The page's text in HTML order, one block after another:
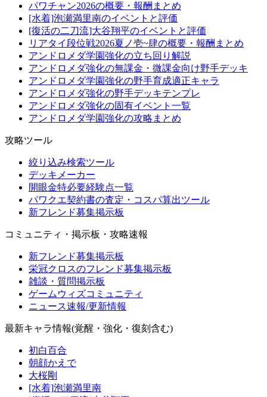
パワチャン2026の概要・報酬まとめ
[水着]泡瀬満里南のイベントと評価
[復活の二刀流]大谷翔平のイベントと評価
リアタイ段位戦2026夏ノ壱~肆の概要・報酬まとめ
アンドロメダ学園強化の立ち回り解説
アンドロメダ強化の無課金・微課金向け野手デッキ
アンドロメダ学園強化の野手育成適正キャラ
アンドロメダ強化の野手デッキテンプレ
アンドロメダ強化の固有イベント一覧
アンドロメダ学園強化の攻略まとめ
攻略ツール
絞り込み検索ツール
デッキメーカー
開眼金特必要経験点一覧
パワクエ契約書の査定・コスパ算出ツール
新フレンド募集掲示板
コミュニティ・掲示板・攻略速報
新フレンド募集掲示板
栄冠クロスのフレンド募集掲示板
雑談・質問掲示板
ゲームウィズコミュニティ
ニュース速報/更新情報
最新キャラ情報(覚醒・強化・復刻含む)
初白百合
朝顔かえで
大桜剛
[水着]泡瀬満里南